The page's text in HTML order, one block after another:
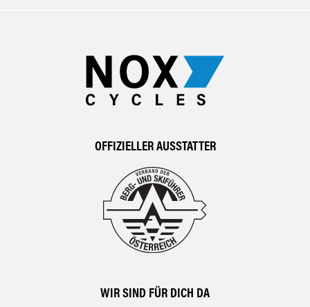
WIR SIND FÜR DICH DA
OFFIZIELLER AUSSTATTER